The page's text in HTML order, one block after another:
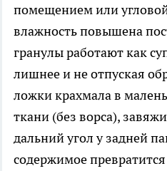
помещением или
влажность повышена
гранулы работают как
лишнее и не отпуская
ложки крахмала в
ткани (без ворса),
дальний угол у задней
содержимое